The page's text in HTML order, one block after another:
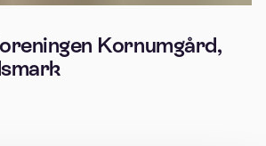
Kornumgård,